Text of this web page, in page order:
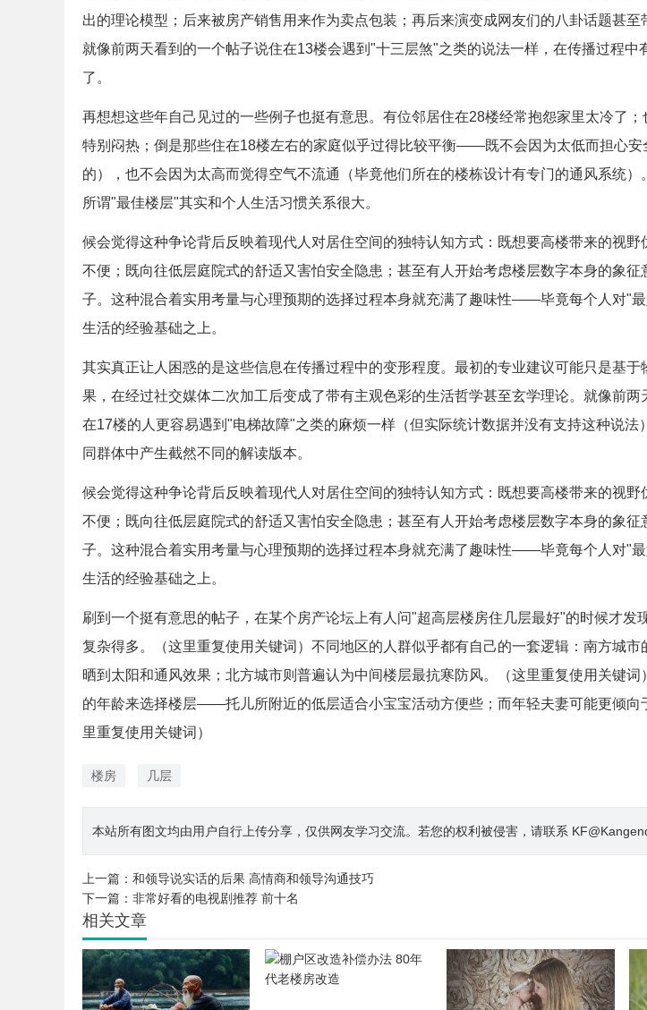
出的理论模型；后来被房产销售用来作为卖点包装；再后来演变成网友们的八卦话题甚至
就像前两天看到的一个帖子说住在13楼会遇到"十三层煞"之类的说法一样，在传播过程中
了。
再想想这些年自己见过的一些例子也挺有意思。有位邻居住在28楼经常抱怨家里太冷了
特别闷热；倒是那些住在18楼左右的家庭似乎过得比较平衡——既不会因为太低而担心安
的），也不会因为太高而觉得空气不流通（毕竟他们所在的楼栋设计有专门的通风系统）
所谓"最佳楼层"其实和个人生活习惯关系很大。
候会觉得这种争论背后反映着现代人对居住空间的独特认知方式：既想要高楼带来的视野
不便；既向往低层庭院式的舒适又害怕安全隐患；甚至有人开始考虑楼层数字本身的象征
子。这种混合着实用考量与心理预期的选择过程本身就充满了趣味性——毕竟每个人对"
生活的经验基础之上。
其实真正让人困惑的是这些信息在传播过程中的变形程度。最初的专业建议可能只是基于
果，在经过社交媒体二次加工后变成了带有主观色彩的生活哲学甚至玄学理论。就像前两
在17楼的人更容易遇到"电梯故障"之类的麻烦一样（但实际统计数据并没有支持这种说法
同群体中产生截然不同的解读版本。
候会觉得这种争论背后反映着现代人对居住空间的独特认知方式：既想要高楼带来的视野
不便；既向往低层庭院式的舒适又害怕安全隐患；甚至有人开始考虑楼层数字本身的象征
子。这种混合着实用考量与心理预期的选择过程本身就充满了趣味性——毕竟每个人对"
生活的经验基础之上。
刷到一个挺有意思的帖子，在某个房产论坛上有人问"超高层楼房住几层最好"的时候才发
复杂得多。（这里重复使用关键词）不同地区的人群似乎都有自己的一套逻辑：南方城市
晒到太阳和通风效果；北方城市则普遍认为中间楼层最抗寒防风。（这里重复使用关键词
的年龄来选择楼层——托儿所附近的低层适合小宝宝活动方便些；而年轻夫妻可能更倾向
里重复使用关键词）
楼房 几层
本站所有图文均由用户自行上传分享，仅供网友学习交流。若您的权利被侵害，请联系
上一篇： 和领导说实话的后果 高情商和领导沟通技巧
下一篇： 非常好看的电视剧推荐 前十名
相关文章